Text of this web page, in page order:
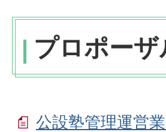
プロポーザ
公設塾管理運営